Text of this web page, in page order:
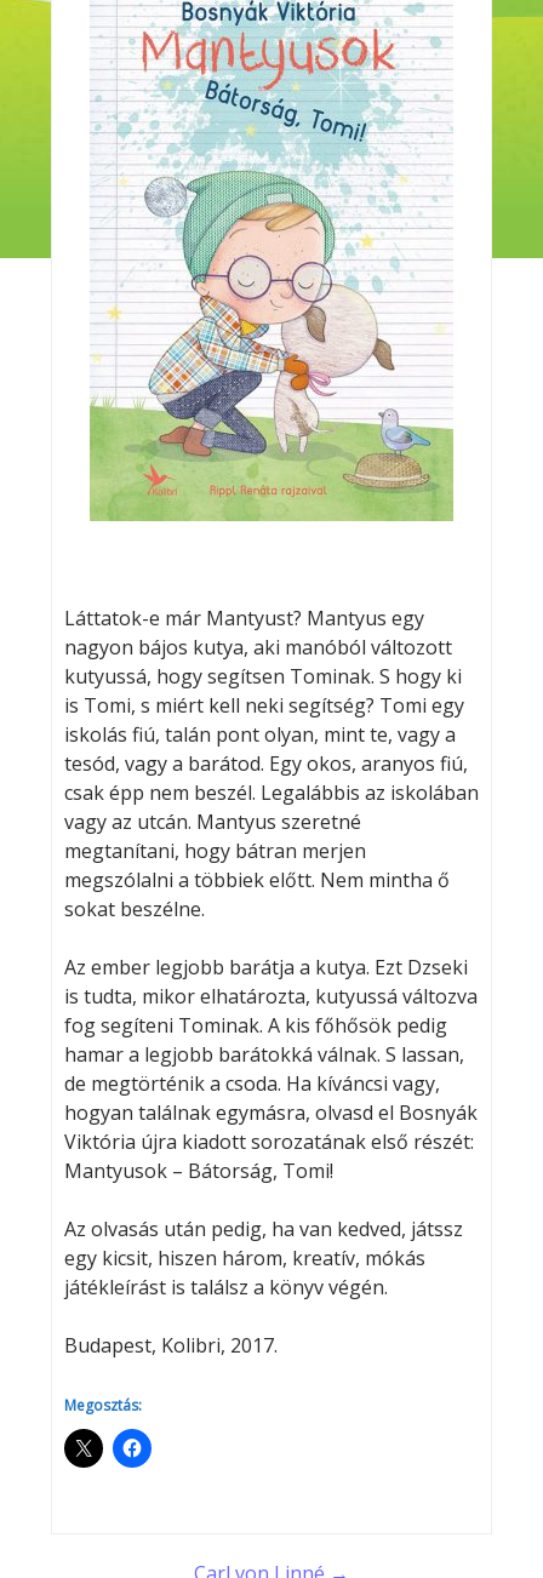
Láttatok-e már Mantyust? Mantyus egy
nagyon bájos kutya, aki manóból változott
kutyussá, hogy segítsen Tominak. S hogy ki
is Tomi, s miért kell neki segítség? Tomi egy
iskolás fiú, talán pont olyan, mint te, vagy a
tesód, vagy a barátod. Egy okos, aranyos fiú,
csak épp nem beszél. Legalábbis az iskolában
vagy az utcán. Mantyus szeretné
megtanítani, hogy bátran merjen
megszólalni a többiek előtt. Nem mintha ő
sokat beszélne.
Az ember legjobb barátja a kutya. Ezt Dzseki
is tudta, mikor elhatározta, kutyussá változva
fog segíteni Tominak. A kis főhősök pedig
hamar a legjobb barátokká válnak. S lassan,
de megtörténik a csoda. Ha kíváncsi vagy,
hogyan találnak egymásra, olvasd el Bosnyák
Viktória újra kiadott sorozatának első részét:
Mantyusok – Bátorság, Tomi!
Az olvasás után pedig, ha van kedved, játssz
egy kicsit, hiszen három, kreatív, mókás
játékleírást is találsz a könyv végén.
Budapest, Kolibri, 2017.
Megosztás: